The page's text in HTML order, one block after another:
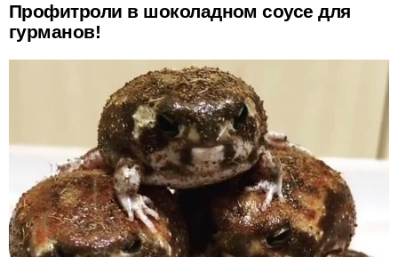
Профитроли в шоколадном соусе для
гурманов!